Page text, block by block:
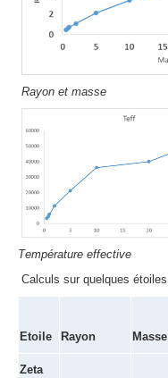
Rayon et masse
Température effective
Calculs sur quelques étoiles
Etoile Rayon Masse
Zeta